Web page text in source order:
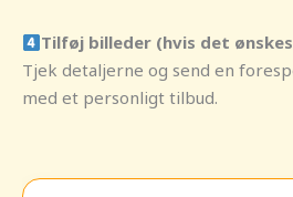
Tilføj billeder (hvis det
Tjek detaljerne og send en
med et personligt tilbud.